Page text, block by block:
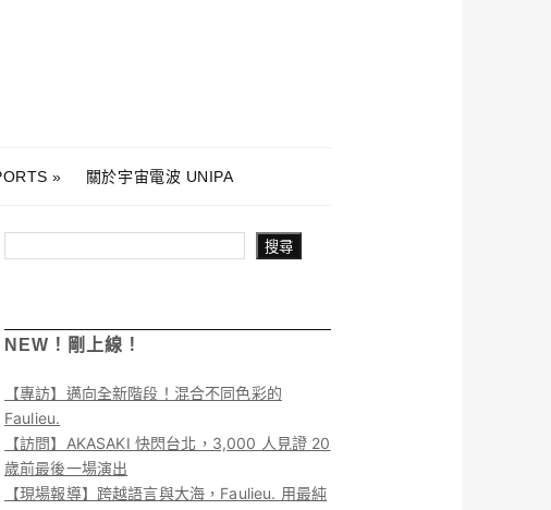
關於宇宙電波 UNIPA
搜尋
NEW！剛上線！
【專訪】邁向全新階段！混合不同色彩的
Faulieu.
【訪問】AKASAKI 快閃台北，3,000 人見證 20
歲前最後一場演出
【現場報導】跨越語言與大海，Faulieu. 用最純